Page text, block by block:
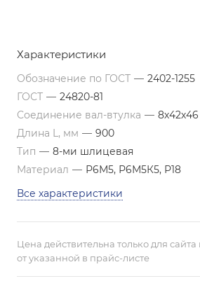
Характеристики
Обозначение по ГОСТ — 2402-1255
ГОСТ — 24820-81
Соединение вал-втулка — 8х42х46
Длина L, мм — 900
Тип — 8-ми шлицевая
Материал — Р6М5, Р6М5К5, Р18
Все характеристики
Цена действительна только для
от указанной в прайс-листе